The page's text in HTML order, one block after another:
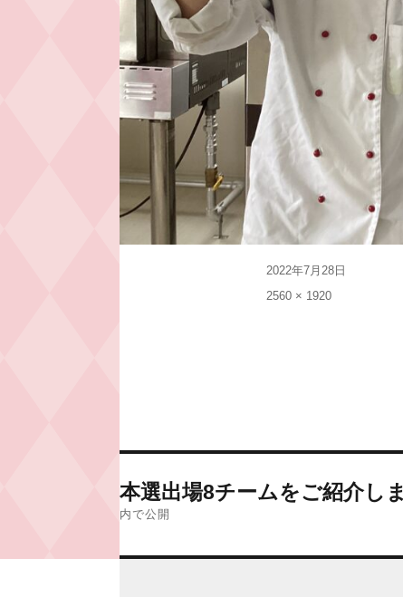
投
稿
2022年7月28日
フ
2560 × 1920
稿
ナ
ビ
本選出場8チームをご紹介し
内で公開